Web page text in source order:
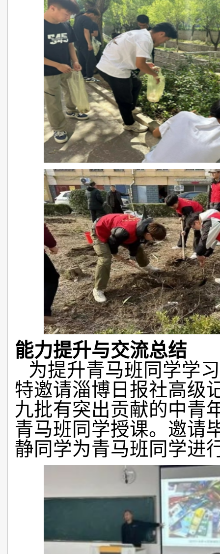
能力提升与交流总结
为提升青马班同学学
特邀请淄博日报社高级
九批有突出贡献的中青
青马班同学授课。邀请
静同学为青马班同学进